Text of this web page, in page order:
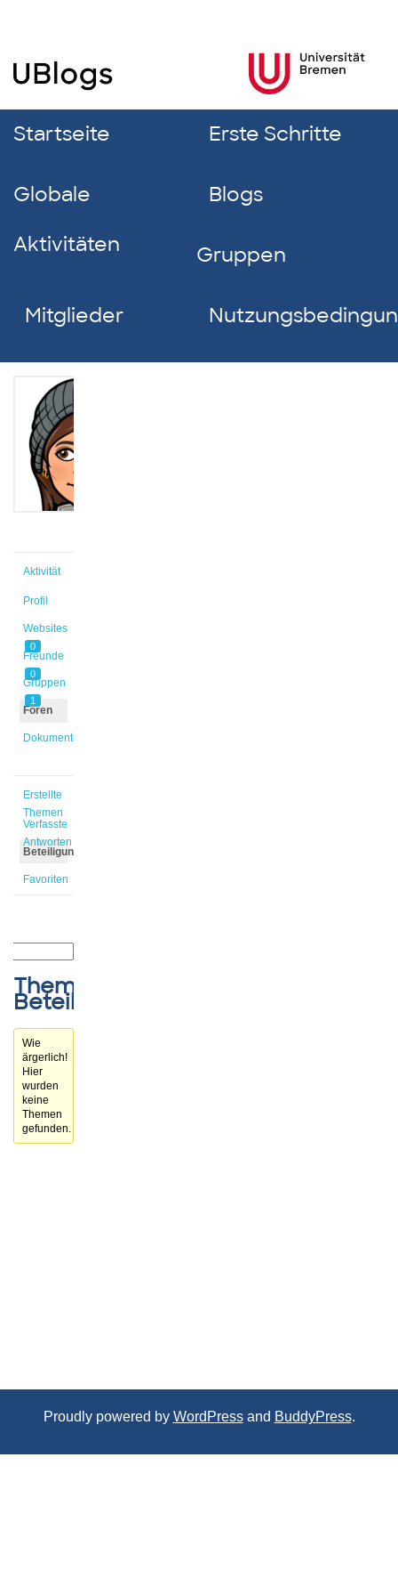
Startseite Erste Schritte
Globale
Aktivitäten
Blogs
Gruppen
Mitglieder
Aktivität
Profil
Websites
0
Freunde
0
Gruppen
1
Foren
Dokumente
Erstellte
Themen
Verfasste
Antworten
Beteiligungen
Favoriten
Themen-
Beteiligungen
Wie
ärgerlich!
Hier
wurden
keine
Themen
gefunden.
Proudly powered by WordPressand BuddyPress.